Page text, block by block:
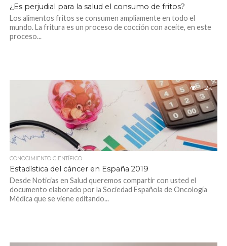
¿Es perjudial para la salud el consumo de fritos?
Los alimentos fritos se consumen ampliamente en todo el
mundo. La fritura es un proceso de cocción con aceite, en este
proceso...
11.2K
CONOCIMIENTO CIENTÍFICO
Estadística del cáncer en España 2019
Desde Noticias en Salud queremos compartir con usted el
documento elaborado por la Sociedad Española de Oncología
Médica que se viene editando...